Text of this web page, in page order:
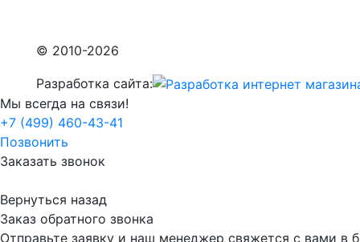
© 2010-2026
Разработка сайта:
Мы всегда на связи!
+7 (499) 460-43-41
Позвонить
Заказать звонок
Вернуться назад
Заказ обратного звонка
Отправьте заявку и наш менеджер свяжется с вами в